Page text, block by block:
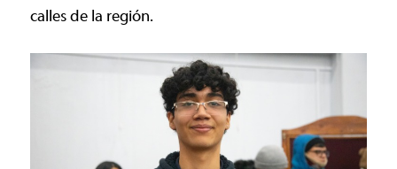
calles de la región.